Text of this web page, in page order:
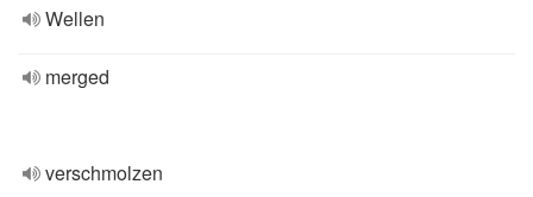
Wellen
merged
verschmolzen